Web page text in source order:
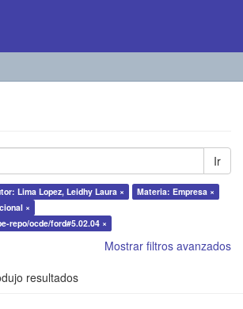
Ir
Lima Lopez, Leidhy Laura ×
Materia: Empresa ×
×
repo/ocde/ford#5.02.04 ×
Mostrar filtros avanzados
resultados